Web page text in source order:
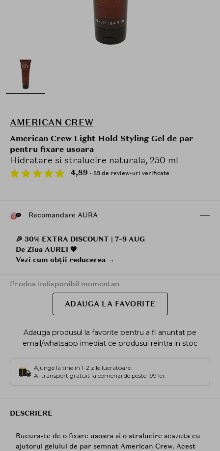
AMERICAN CREW
American Crew Light Hold Styling Gel de par
pentru fixare usoara
Hidratare si stralucire naturala, 250 ml
4,89 - 83 de review-uri verificate
Recomandare AURA
🎉 30% EXTRA DISCOUNT | 7–9 AUG
De Ziua AUREI 💖
Vezi cum obții reducerea →
Produs indisponibil momentan
ADAUGA LA FAVORITE
Adauga produsul la favorite pentru a fi anuntat pe
email/whatsapp imediat ce produsul reintra in stoc
Ajunge la tine in 1-2 zile lucratoare.
Ai transport gratuit la comenzi de peste 199 lei.
DESCRIERE
Bucura-te de o fixare usoara si o stralucire scazuta cu
ajutorul gelului de par semnat American Crew. Acest